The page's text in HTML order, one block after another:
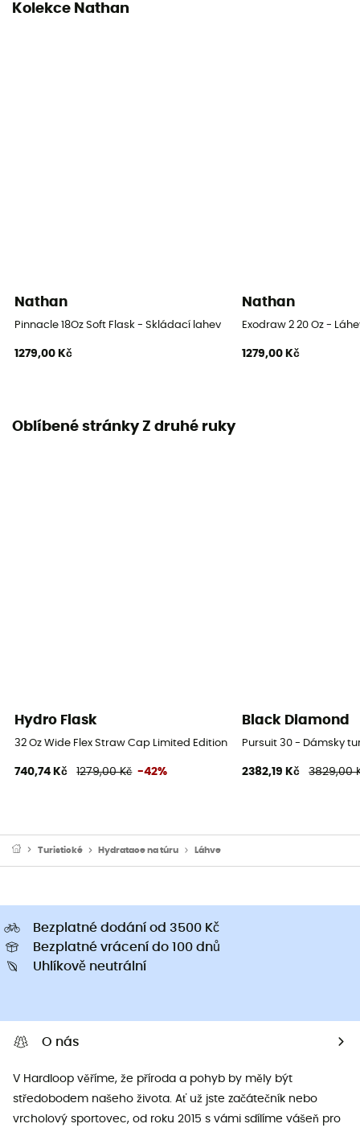
Kolekce Nathan
Nathan
Pinnacle 18Oz Soft Flask - Skládací lahev
1279,00 Kč
Nathan
Exodraw 2 20 Oz -
1279,00 Kč
Oblíbené stránky Z druhé ruky
Hydro Flask
32 Oz Wide Flex Straw Cap Limited Edition - Láhev
740,74 Kč 1279,00 Kč -42%
Black Diamond
Pursuit 30 - Dámsky
2382,19 Kč 3829,00
Turistické Hydratace na túru Láhve
Bezplatné dodání od 3500 Kč
Bezplatné vrácení do 100 dnů
Uhlíkově neutrální
O nás
V Hardloop věříme, že příroda a pohyb by měly být
středobodem našeho života. Ať už jste začátečník nebo
vrcholový sportovec, od roku 2015 s vámi sdílíme vášeň pro